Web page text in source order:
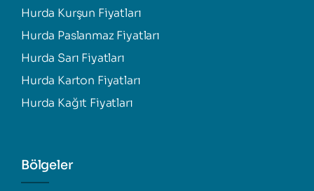
Hurda Kurşun Fiyatları
Hurda Paslanmaz Fiyatları
Hurda Sarı Fiyatları
Hurda Karton Fiyatları
Hurda Kağıt Fiyatları
Bölgeler